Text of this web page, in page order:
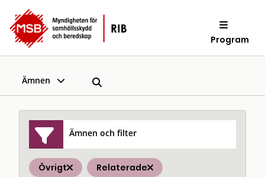
Program
Ämnen
Ämnen och filter
Övrigt Relaterade